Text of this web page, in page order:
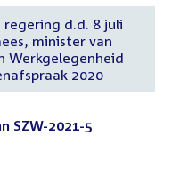
regering d.d. 8 juli
minister van
Werkgelegenheid
2020
SZW-2021-5